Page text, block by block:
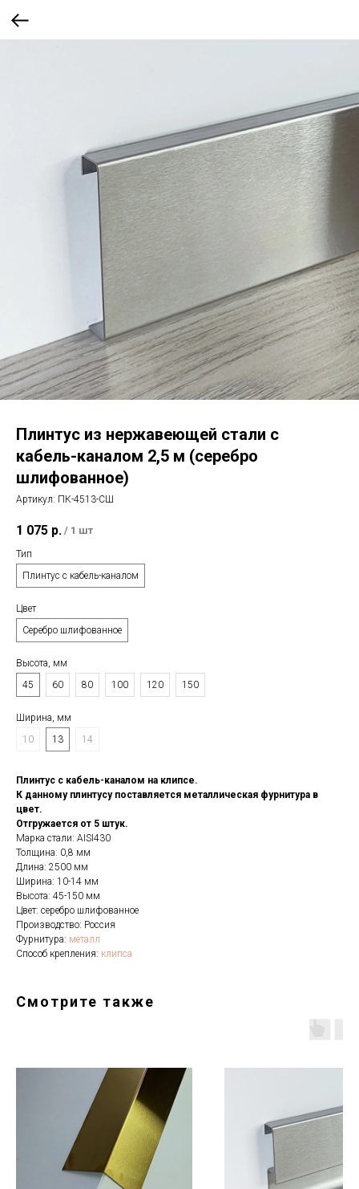
Плинтус из нержавеющей стали с
кабель-каналом 2,5 м (серебро
шлифованное)
Артикул: ПК-4513-СШ
1 075 р. / 1 шт
Тип
Плинтус с кабель-каналом
Цвет
Серебро шлифованное
Высота, мм
45
60 80 100 120 150
Ширина, мм
10
13 14
Плинтус с кабель-каналом на клипсе.
К данному плинтусу поставляется металлическая фурнитура в
цвет.
Отгружается от 5 штук.
Марка стали: AISI430
Толщина: 0,8 мм
Длина: 2500 мм
Ширина: 10-14 мм
Высота: 45-150 мм
Цвет: серебро шлифованное
Производство: Россия
Фурнитура: металл
Способ крепления: клипса
Смотрите также